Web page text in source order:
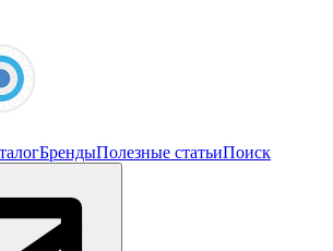
БрендыПолезные статьиПоиск